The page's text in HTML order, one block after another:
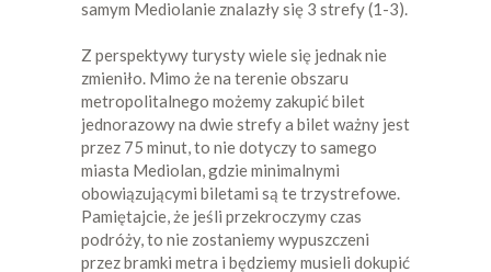
samym Mediolanie znalazły się 3 strefy (1-3).
Z perspektywy turysty wiele się jednak nie
zmieniło. Mimo że na terenie obszaru
metropolitalnego możemy zakupić bilet
jednorazowy na dwie strefy a bilet ważny jest
przez 75 minut, to nie dotyczy to samego
miasta Mediolan, gdzie minimalnymi
obowiązującymi biletami są te trzystrefowe.
Pamiętajcie, że jeśli przekroczymy czas
podróży, to nie zostaniemy wypuszczeni
przez bramki metra i będziemy musieli dokupić